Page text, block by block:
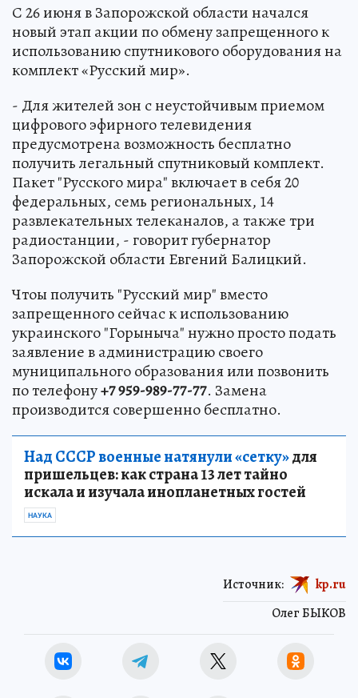
С 26 июня в Запорожской области начался
новый этап акции по обмену запрещенного к
использованию спутникового оборудования на
комплект «Русский мир».
- Для жителей зон с неустойчивым приемом
цифрового эфирного телевидения
предусмотрена возможность бесплатно
получить легальный спутниковый комплект.
Пакет "Русского мира" включает в себя 20
федеральных, семь региональных, 14
развлекательных телеканалов, а также три
радиостанции, - говорит губернатор
Запорожской области Евгений Балицкий.
Чтоы получить "Русский мир" вместо
запрещенного сейчас к использованию
украинского "Горыныча" нужно просто подать
заявление в администрацию своего
муниципального образования или позвонить
по телефону+7 959-989-77-77. Замена
производится совершенно бесплатно.
Над СССР военные натянули «сетку»для
пришельцев: как страна 13 лет тайно
искала и изучала инопланетных гостей
НАУКА
Олег БЫКОВ
Источник: kp.ru